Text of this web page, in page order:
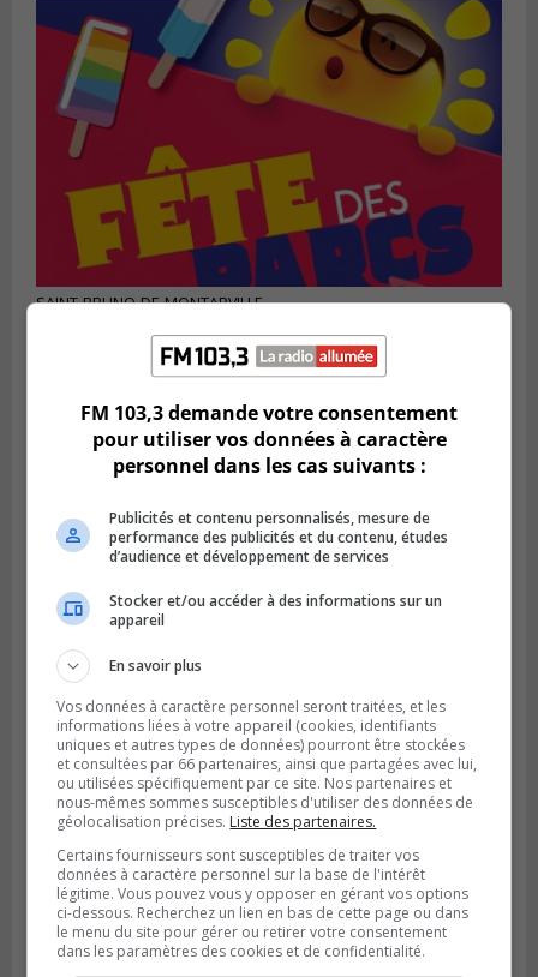
SAINT-BRUNO-DE-MONTARVILLE
La Fête des parcs est de retour à Saint-
SAINT-CATHERINE
Publié le 30 juillet 2026 à 07h58
Sainte-Catherine prolonge son aide
financière au Complexe Le Partage
FM 103,3 demande votre consentement
pour utiliser vos données à caractère
personnel dans les cas suivants :
Publicités et contenu personnalisés, mesure de
performance des publicités et du contenu, études
d’audience et développement de services
Stocker et/ou accéder à des informations sur un
appareil
En savoir plus
Vos données à caractère personnel seront traitées, et les
informations liées à votre appareil (cookies, identifiants
uniques et autres types de données) pourront être stockées
et consultées par 66 partenaires, ainsi que partagées avec lui,
ou utilisées spécifiquement par ce site. Nos partenaires et
nous-mêmes sommes susceptibles d'utiliser des données de
géolocalisation précises. Liste des partenaires.
Certains fournisseurs sont susceptibles de traiter vos
données à caractère personnel sur la base de l'intérêt
légitime. Vous pouvez vous y opposer en gérant vos options
ci-dessous. Recherchez un lien en bas de cette page ou dans
le menu du site pour gérer ou retirer votre consentement
dans les paramètres des cookies et de confidentialité.